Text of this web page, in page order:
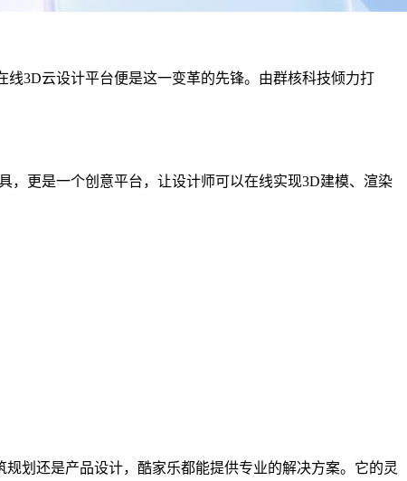
3D云设计平台便是这一变革的先锋。由群核科技倾力打
，更是一个创意平台，让设计师可以在线实现3D建模、渲染
划还是产品设计，酷家乐都能提供专业的解决方案。它的灵